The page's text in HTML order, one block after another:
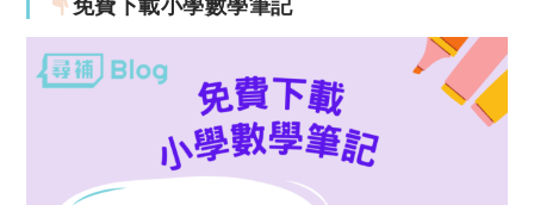
免費下載小學數學筆記